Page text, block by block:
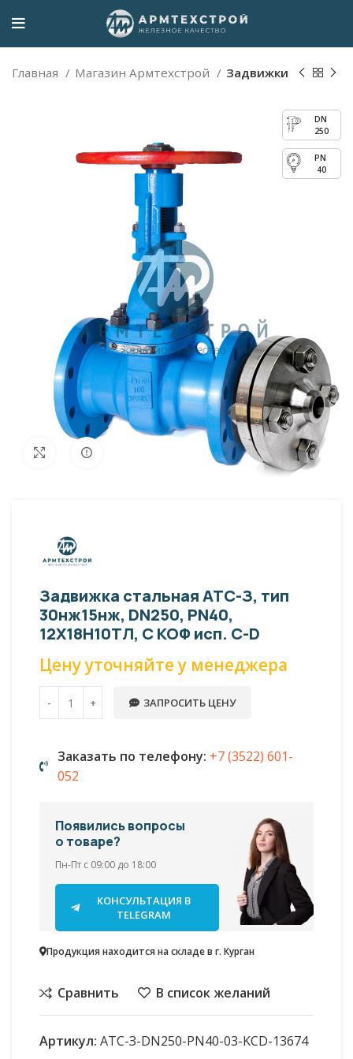
Главная Магазин Армтехстрой Задвижки
250
40
УвеличитьВнешний вид изделия может отличаться
от фото представленных на странице!
Задвижка стальная АТС-З, тип
30нж15нж, DN250, PN40,
12Х18Н10ТЛ, С КОФ исп. С-D
Цену уточняйте у менеджера
ЗАПРОСИТЬ ЦЕНУ
Заказать по телефону: +7 (3522) 601-
052
Появились вопросы
о товаре?
Пн-Пт с 09:00 до 18:00
КОНСУЛЬТАЦИЯ В
TELEGRAM
Продукция находится на складе в г. Курган
Сравнить В список желаний
Артикул: АТС-З-DN250-PN40-03-KСD-13674